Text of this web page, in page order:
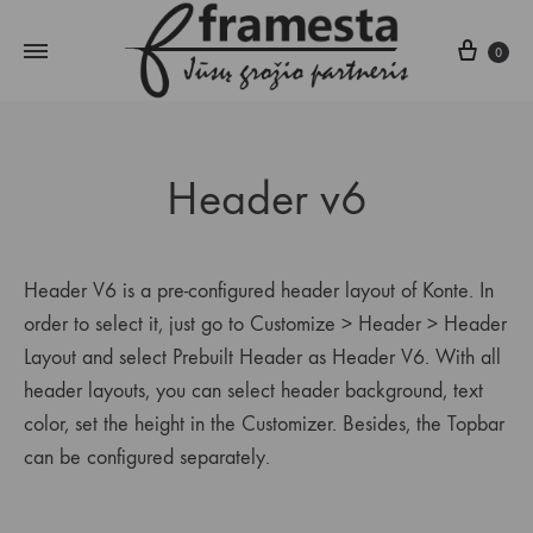
0
Header v6
Header V6 is a pre-configured header layout of Konte. In
order to select it, just go to Customize > Header > Header
Layout and select Prebuilt Header as Header V6. With all
header layouts, you can select header background, text
color, set the height in the Customizer. Besides, the Topbar
can be configured separately.